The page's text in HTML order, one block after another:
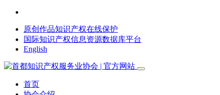
原创作品知识产权在线保护
国际知识产权信息资源数据库平台
English
首页